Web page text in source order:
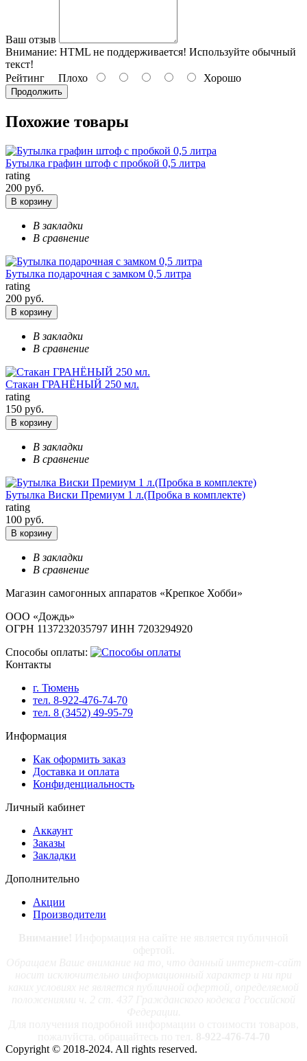
Ваш отзыв
Внимание: HTML не поддерживается! Используйте обычный
текст!
Рейтинг Плохо Хорошо
Продолжить
Похожие товары
Бутылка графин штоф с пробкой 0,5 литра
rating
200 руб.
В корзину
В закладки
В сравнение
Бутылка подарочная с замком 0,5 литра
rating
200 руб.
В корзину
В закладки
В сравнение
Стакан ГРАНЁНЫЙ 250 мл.
rating
150 руб.
В корзину
В закладки
В сравнение
Бутылка Виски Премиум 1 л.(Пробка в комплекте)
rating
100 руб.
В корзину
В закладки
В сравнение
Магазин самогонных аппаратов «Крепкое Хобби»
ООО «Дождь»
ОГРН 1137232035797 ИНН 7203294920
Способы оплаты:
Контакты
г. Тюмень
тел. 8-922-476-74-70
тел. 8 (3452) 49-95-79
Информация
Как оформить заказ
Доставка и оплата
Конфиденциальность
Личный кабинет
Аккаунт
Заказы
Закладки
Дополнительно
Акции
Производители
Copyright © 2018-2024. All rights reserved.